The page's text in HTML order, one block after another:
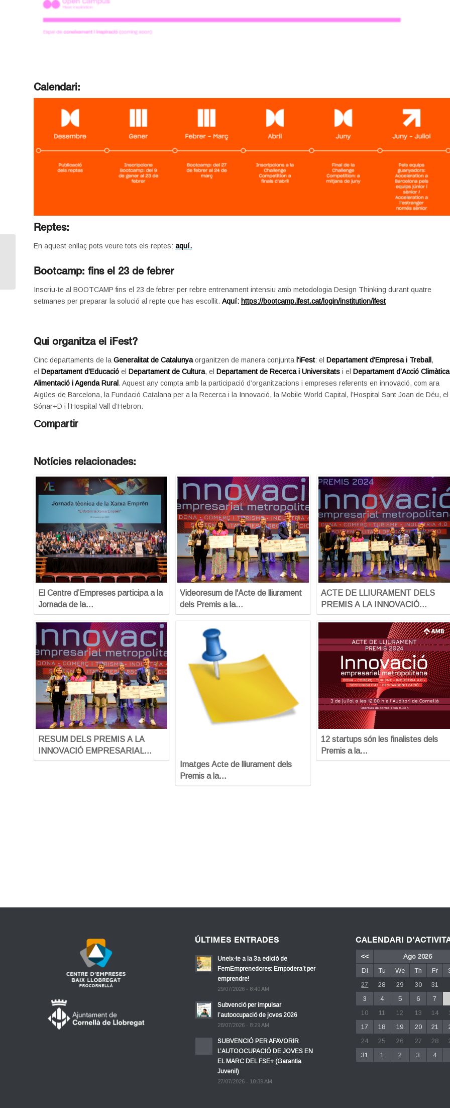
Calendari:
Reptes:
En aquest enllaç pots veure tots els reptes: aquí.
Bootcamp: fins el 23 de febrer
Inscriu-te al BOOTCAMP fins el 23 de febrer per rebre entrenament intensiu amb metodologia Design Thinking durant quatre
setmanes per preparar la solució al repte que has escollit. Aquí: https://bootcamp.ifest.cat/login/institution/ifest
Qui organitza el iFest?
Cinc departaments de la Generalitat de Catalunyaorganitzen de manera conjunta l’iFest: el Departament d’Empresa i Treball ,
el Departament d’Educació el Departament de Cultura, el Departament de Recerca i Universitats i el Departament d’Acció
Alimentació i Agenda Rural. Aquest any compta amb la participació d’organitzacions i empreses referents en innovació, com ara
Aigües de Barcelona, la Fundació Catalana per a la Recerca i la Innovació, la Mobile World Capital, l’Hospital Sant Joan de Déu, el
Sónar+D i l’Hospital Vall d’Hebron.
Compartir
Notícies relacionades:
El Centre d’Empreses participa a la
Jornada de la…
RESUM DELS PREMIS A LA
INNOVACIÓ EMPRESARIAL…
Videoresum de l'Acte de lliurament
dels Premis a la…
Imatges Acte de lliurament dels
Premis a la…
ACTE DE LLIURAMENT DELS
PREMIS A LA INNOVACIÓ…
12 startups són les finalistes dels
Premis a la…
ÚLTIMES ENTRADES
Uneix-te a la 3a edició de
FemEmprenedores: Empodera’t per
emprendre!
29/07/2026 - 8:40 AM
Subvenció per impulsar
l’autoocupació de joves 2026
28/07/2026 - 8:29 AM
SUBVENCIÓ PER AFAVORIR
L’AUTOOCUPACIÓ DE JOVES EN
EL MARC DEL FSE+ (Garantia
Juvenil)
27/07/2026 - 10:39 AM
CALENDARI
<<
Ago 2026
Dl
Tu We Th Fr
27
28 29 30
31
3
4 5 6
7
10
11 12 13 14
17
18 19 20 21
24
25 26 27 28
31
1 2 3 4
MARCA PERSONAL Y
COMBINACIÓN